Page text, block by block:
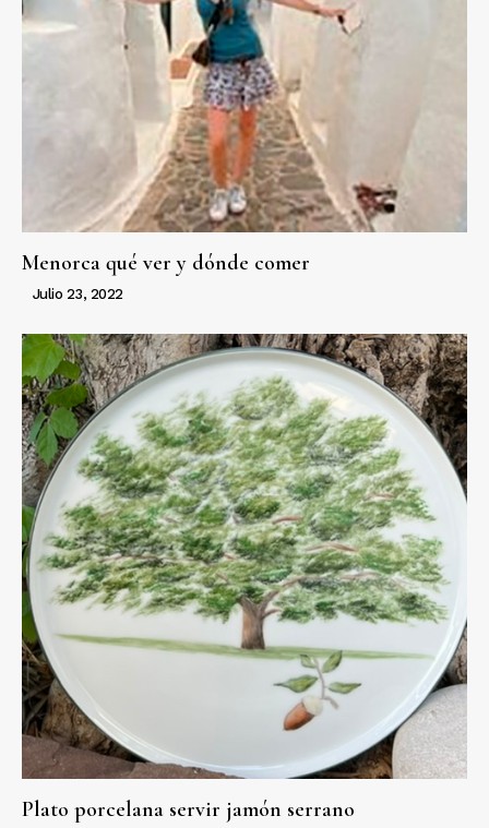
Menorca qué ver y dónde comer
Julio 23, 2022
Plato porcelana servir jamón serrano